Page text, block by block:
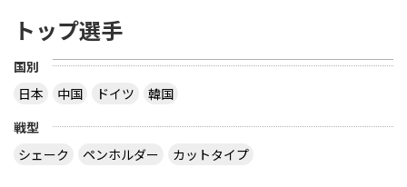
トップ選手
国別
日本
中国 ドイツ
韓国
戦型
シェーク
ペンホルダー カットタイプ